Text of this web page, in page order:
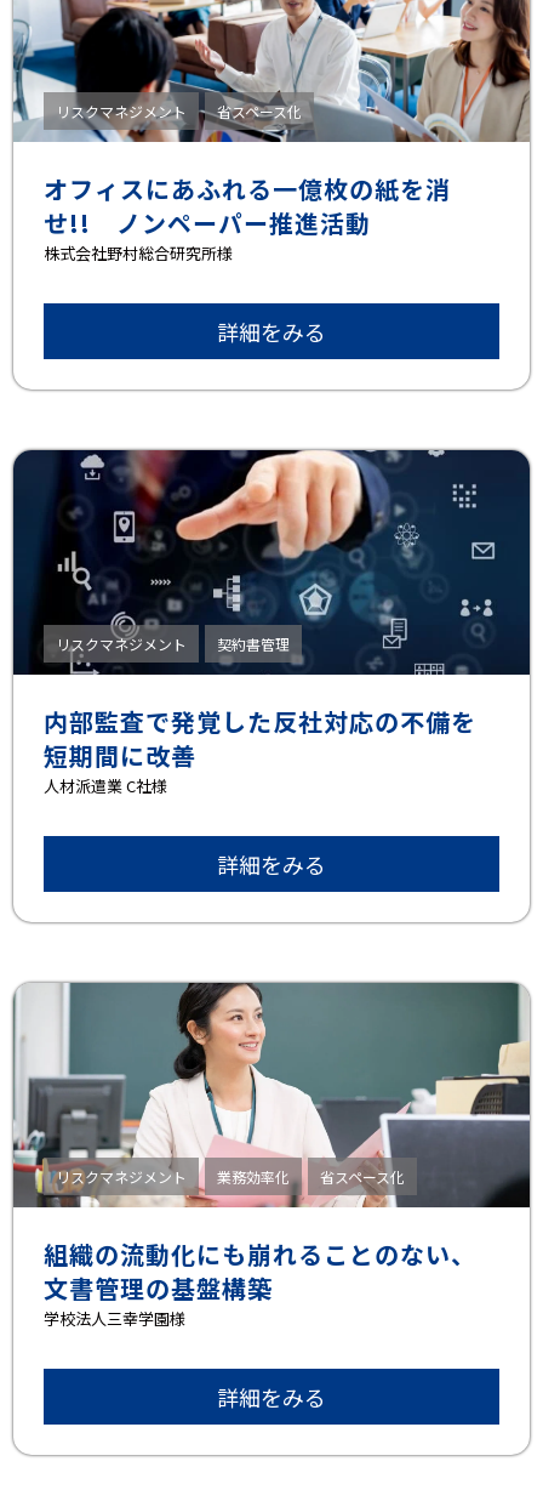
リスクマネジメント 省スペース化
オフィスにあふれる一億枚の紙を消
せ!! ノンペーパー推進活動
株式会社野村総合研究所様
詳細をみる
リスクマネジメント 契約書管理
内部監査で発覚した反社対応の不備を
短期間に改善
⼈材派遣業 C社様
詳細をみる
リスクマネジメント 業務効率化 省スペース化
組織の流動化にも崩れることのない、
文書管理の基盤構築
学校法人三幸学園様
詳細をみる